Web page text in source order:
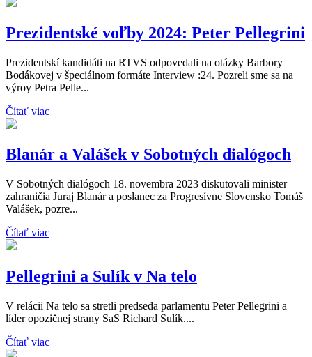
Prezidentské voľby 2024: Peter Pellegrini
Prezidentskí kandidáti na RTVS odpovedali na otázky Barbory
Bodákovej v špeciálnom formáte Interview :24. Pozreli sme sa na
výroy Petra Pelle...
Čítať viac
Blanár a Valášek v Sobotných dialógoch
V Sobotných dialógoch 18. novembra 2023 diskutovali minister
zahraničia Juraj Blanár a poslanec za Progresívne Slovensko Tomáš
Valášek, pozre...
Čítať viac
Pellegrini a Sulík v Na telo
V relácii Na telo sa stretli predseda parlamentu Peter Pellegrini a
líder opozičnej strany SaS Richard Sulík....
Čítať viac